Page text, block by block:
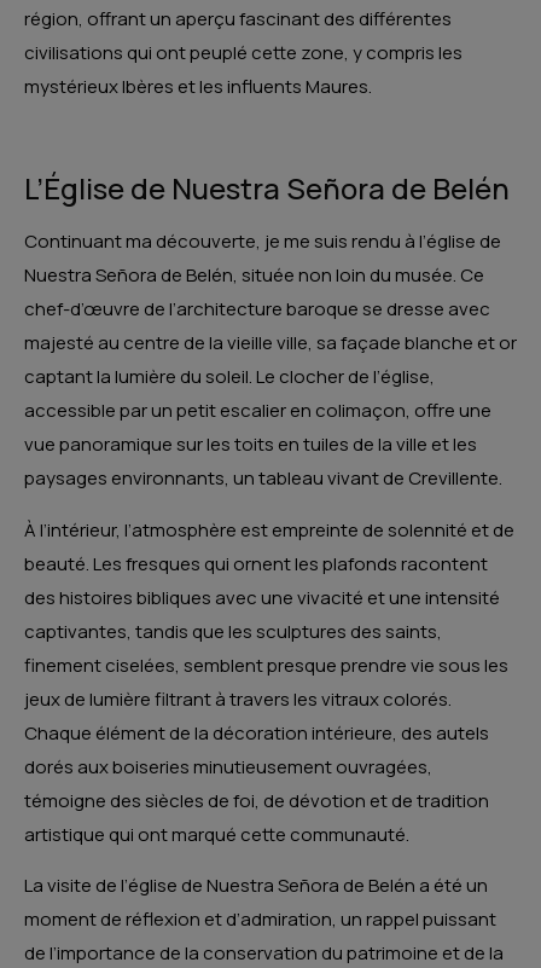
région, offrant un aperçu fascinant des différentes
civilisations qui ont peuplé cette zone, y compris les
mystérieux Ibères et les influents Maures.
L’Église de Nuestra Señora de Belén
Continuant ma découverte, je me suis rendu à l’église de
Nuestra Señora de Belén, située non loin du musée. Ce
chef-d’œuvre de l’architecture baroque se dresse avec
majesté au centre de la vieille ville, sa façade blanche et or
captant la lumière du soleil. Le clocher de l’église,
accessible par un petit escalier en colimaçon, offre une
vue panoramique sur les toits en tuiles de la ville et les
paysages environnants, un tableau vivant de Crevillente.
À l’intérieur, l’atmosphère est empreinte de solennité et de
beauté. Les fresques qui ornent les plafonds racontent
des histoires bibliques avec une vivacité et une intensité
captivantes, tandis que les sculptures des saints,
finement ciselées, semblent presque prendre vie sous les
jeux de lumière filtrant à travers les vitraux colorés.
Chaque élément de la décoration intérieure, des autels
dorés aux boiseries minutieusement ouvragées,
témoigne des siècles de foi, de dévotion et de tradition
artistique qui ont marqué cette communauté.
La visite de l’église de Nuestra Señora de Belén a été un
moment de réflexion et d’admiration, un rappel puissant
de l’importance de la conservation du patrimoine et de la